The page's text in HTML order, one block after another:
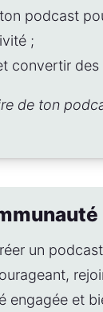
podcast
;
convertir des
de ton
un
engagée et